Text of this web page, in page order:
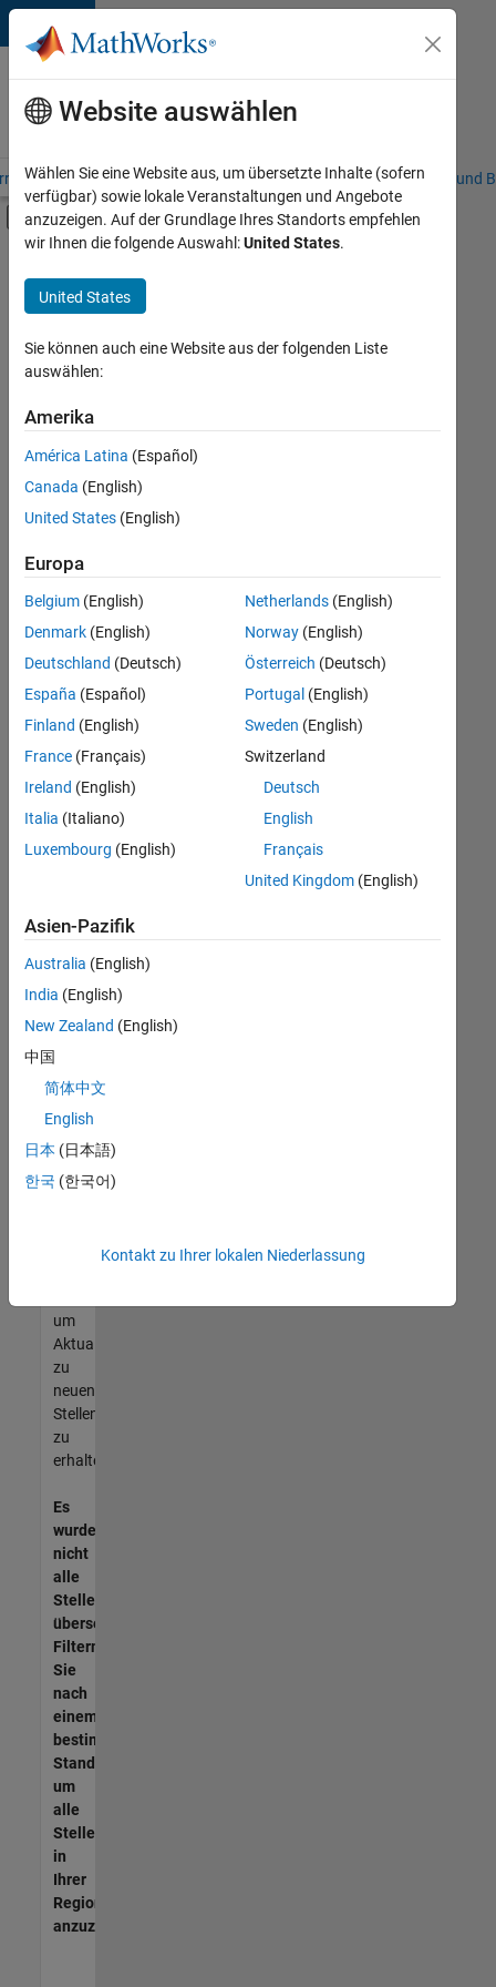
Weiter zum Inhalt
Karriere
bei
MathWorks
– Übersicht Stellensuche Niederlassungen Studierende und
Umschaltung für Off-Canvas-
Hauptinhalt
Commercial Sales
Customer Support
Education Sales
Inside Sales
Sales Operations
Marketing Communications
Business Model Team
Human Resources
+7
Derzeit
es
keine
offenen
Stellen,
Ihren
Suchkriterien
entsprechen.
können
die
Suchkriterien
weiter
fassen
oder
alle
Stellenangebote
anzeigen .
noch
keine
offenen
Stellen
können,
die
Ihren
entsprechen,
werden
unseres
um
Aktualisierungen
zu
neuen
Stellenangeboten
zu
erhalten.
Es
wurden
nicht
alle
Stellen
übersetzt.
Filtern
Sie
nach
einem
bestimmten
Standort,
um
alle
Stellenangebote
in
Ihrer
Region
anzuzeigen.
Website auswählen
Wählen Sie eine Website aus, um übersetzte Inhalte (sofern
verfügbar) sowie lokale Veranstaltungen und Angebote
anzuzeigen. Auf der Grundlage Ihres Standorts empfehlen
wir Ihnen die folgende Auswahl:United States.
United States
Sie können auch eine Website aus der folgenden Liste
auswählen:
Amerika
América Latina (Español)
Canada (English)
United States (English)
Europa
Belgium (English)
Denmark (English)
Deutschland (Deutsch)
España (Español)
Finland (English)
France (Français)
Ireland (English)
Italia (Italiano)
Luxembourg (English)
Netherlands(English)
Norway(English)
Österreich (Deutsch)
Portugal (English)
Sweden (English)
Switzerland
Deutsch
English
Français
United Kingdom(English)
Asien-Pazifik
Australia (English)
India (English)
New Zealand (English)
中国
简体中文
English
日本 (日本語)
한국 (한국어)
Kontakt zu Ihrer lokalen Niederlassung